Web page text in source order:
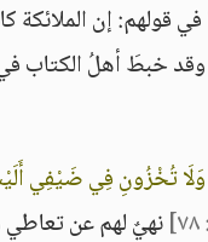
قولهم: إن الملائكة
وقد خبطَ أهلُ الكتاب
وَلَا تُخْزُونِ فِي ضَيْفِي
نهيٌ لهم عن تعاطي